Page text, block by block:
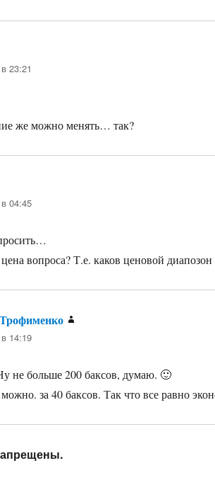
23:21
же можно менять… так?
04:45
вопроса? Т.е. каков ценовой
14:19
не больше 200 баксов, думаю. 🙂
за 40 баксов. Так что все равно